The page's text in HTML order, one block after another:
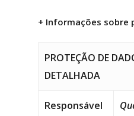
+ Informações sobre
PROTEÇÃO DE
DETALHADA
Responsável